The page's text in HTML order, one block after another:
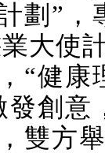
劃”，
大使
“健康
發創意
雙方